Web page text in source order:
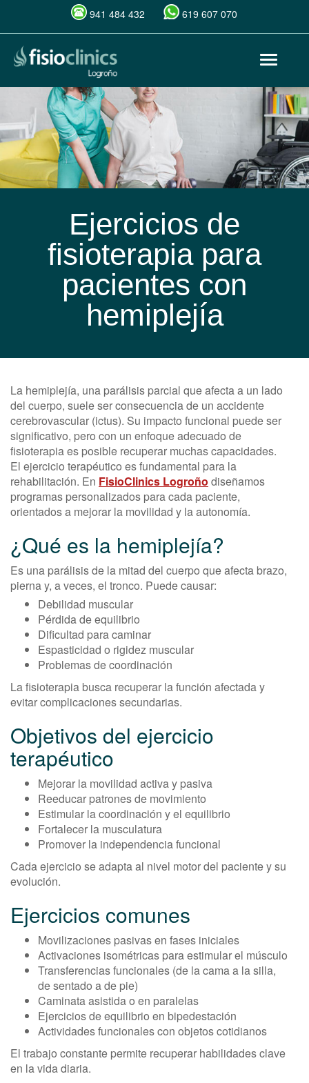
Pasar
contenido
941 484 432 619 607 070
Toggle
Ejercicios de
fisioterapia para
pacientes con
hemiplejía
La hemiplejía, una parálisis parcial que afecta a un lado
del cuerpo, suele ser consecuencia de un accidente
cerebrovascular (ictus). Su impacto funcional puede ser
significativo, pero con un enfoque adecuado de
fisioterapia es posible recuperar muchas capacidades.
El ejercicio terapéutico es fundamental para la
rehabilitación. En FisioClinics Logroño diseñamos
programas personalizados para cada paciente,
orientados a mejorar la movilidad y la autonomía.
¿Qué es la hemiplejía?
Es una parálisis de la mitad del cuerpo que afecta brazo,
pierna y, a veces, el tronco. Puede causar:
Debilidad muscular
Pérdida de equilibrio
Dificultad para caminar
Espasticidad o rigidez muscular
Problemas de coordinación
La fisioterapia busca recuperar la función afectada y
evitar complicaciones secundarias.
Objetivos del ejercicio
terapéutico
Mejorar la movilidad activa y pasiva
Reeducar patrones de movimiento
Estimular la coordinación y el equilibrio
Fortalecer la musculatura
Promover la independencia funcional
Cada ejercicio se adapta al nivel motor del paciente y su
evolución.
Ejercicios comunes
Movilizaciones pasivas en fases iniciales
Activaciones isométricas para estimular el músculo
Transferencias funcionales (de la cama a la silla,
de sentado a de pie)
Caminata asistida o en paralelas
Ejercicios de equilibrio en bipedestación
Actividades funcionales con objetos cotidianos
El trabajo constante permite recuperar habilidades clave
en la vida diaria.